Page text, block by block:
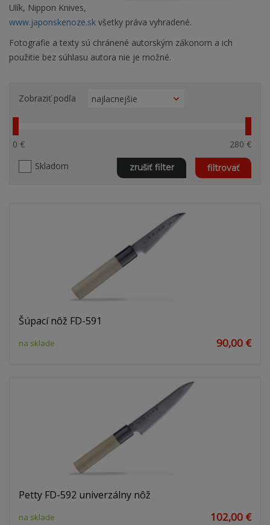
Ulík, Nippon Knives,
www.japonskenoze.sk všetky práva vyhradené.
Fotografie a texty sú chránené autorským zákonom a ich
použitie bez súhlasu autora nie je možné.
0 €
280 €
Skladom
filtrovať
zrušiť filter
Zobraziť podľa
Šúpací nôž FD-591
na sklade 90,00 €
Petty FD-592 univerzálny nôž
na sklade 102,00 €